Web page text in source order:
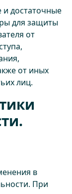
достаточные
для защиты
от
от иных
лиц.
в
При